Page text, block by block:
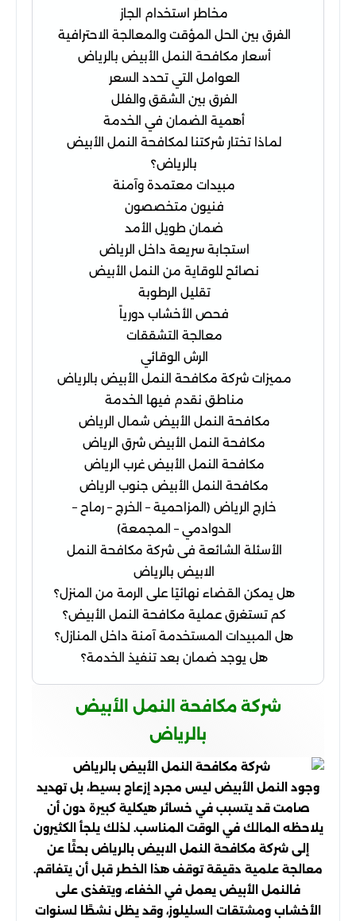
مخاطر استخدام الجاز
الفرق بين الحل المؤقت والمعالجة الاحترافية
أسعار مكافحة النمل الأبيض بالرياض
العوامل التي تحدد السعر
الفرق بين الشقق والفلل
أهمية الضمان في الخدمة
لماذا تختار شركتنا لمكافحة النمل الأبيض
بالرياض؟
مبيدات معتمدة وآمنة
فنيون متخصصون
ضمان طويل الأمد
استجابة سريعة داخل الرياض
نصائح للوقاية من النمل الأبيض
تقليل الرطوبة
فحص الأخشاب دورياً
معالجة التشققات
الرش الوقائي
مميزات شركة مكافحة النمل الأبيض بالرياض
مناطق نقدم فيها الخدمة
مكافحة النمل الأبيض شمال الرياض
مكافحة النمل الأبيض شرق الرياض
مكافحة النمل الأبيض غرب الرياض
مكافحة النمل الأبيض جنوب الرياض
خارج الرياض (المزاحمية – الخرج – رماح –
الدوادمي – المجمعة)
الأسئلة الشائعة فى شركة مكافحة النمل
الابيض بالرياض
هل يمكن القضاء نهائيًا على الرمة من المنزل؟
كم تستغرق عملية مكافحة النمل الأبيض؟
هل المبيدات المستخدمة آمنة داخل المنازل؟
هل يوجد ضمان بعد تنفيذ الخدمة؟
شركة مكافحة النمل الأبيض
بالرياض
وجود النمل الأبيض ليس مجرد إزعاج بسيط، بل تهديد
صامت قد يتسبب في خسائر هيكلية كبيرة دون أن
يلاحظه المالك في الوقت المناسب. لذلك يلجأ الكثيرون
إلى شركة مكافحة النمل الابيض بالرياض بحثًا عن
معالجة علمية دقيقة توقف هذا الخطر قبل أن يتفاقم.
فالنمل الأبيض يعمل في الخفاء، ويتغذى على
الأخشاب ومشتقات السليلوز، وقد يظل نشطًا لسنوات